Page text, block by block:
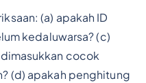
(a) apakah ID
kedaluwarsa? (c)
cocok
(d) apakah penghitung